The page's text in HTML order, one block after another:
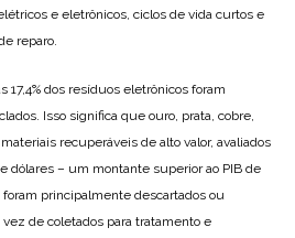
e eletrônicos, ciclos de vida curtos e
reparo.
17,4% dos resíduos eletrônicos foram
Isso significa que ouro, prata, cobre,
recuperáveis de alto valor, avaliados
dólares – um montante superior ao PIB de
principalmente descartados ou
de coletados para tratamento e